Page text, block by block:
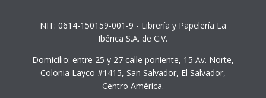
NIT: 0614-150159-001-9 - Librería y Papelería La
Ibérica S.A. de C.V.
Domicilio: entre 25 y 27 calle poniente, 15 Av. Norte,
Colonia Layco #1415, San Salvador, El Salvador,
Centro América.